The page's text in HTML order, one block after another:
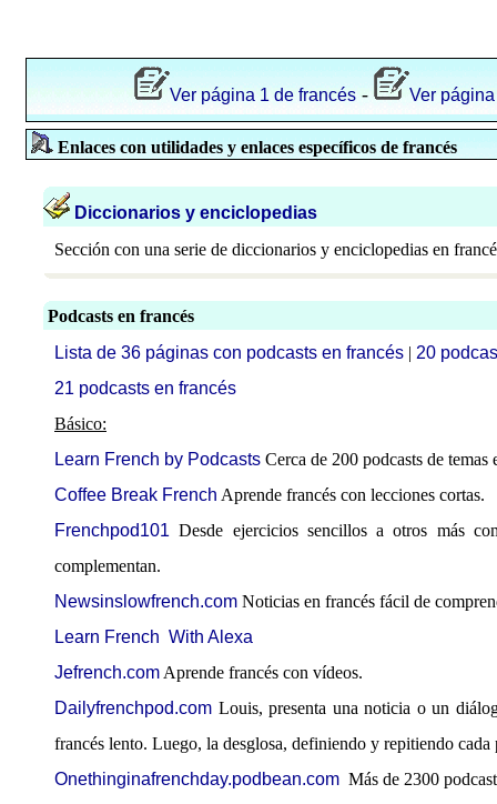
Ver página 1 de francés - Ver
Enlaces con utilidades y enlaces específicos de francés
Diccionarios y enciclopedias
Sección con una serie de diccionarios y enciclopedias en
Podcasts en francés
Lista de 36 páginas con podcasts en francés | 20
21 podcasts en francés
Básico:
Learn French by Podcasts Cerca de 200 podcasts de temas
Coffee Break French Aprende francés con lecciones cortas.
Frenchpod101 Desde ejercicios sencillos a otros más
complementan.
Newsinslowfrench.com Noticias en francés fácil de
Learn French With Alexa
Jefrench.com Aprende francés con vídeos.
Dailyfrenchpod.com Louis, presenta una noticia o un
francés lento. Luego, la desglosa, definiendo y repitiendo cada
Onethinginafrenchday.podbean.com Más de 2300